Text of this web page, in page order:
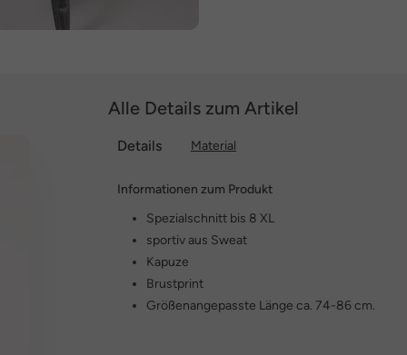
Alle Details zum Artikel
Details Material
Informationen zum Produkt
Spezialschnitt bis 8 XL
sportiv aus Sweat
Kapuze
Brustprint
Größenangepasste Länge ca. 74-86 cm.